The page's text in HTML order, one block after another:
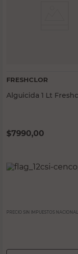
FRESHCLOR
Alguicida 1 Lt
$7990,00
PRECIO SIN IMPUESTOS